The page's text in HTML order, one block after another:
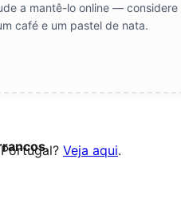
a mantê-lo online — considere
café e um pastel de nata.
. Veja aqui.